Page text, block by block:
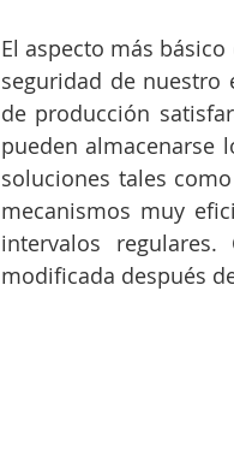
El aspecto más
seguridad de nuestro
de producción
pueden almacenarse
soluciones tales como
mecanismos muy
intervalos
modificada después